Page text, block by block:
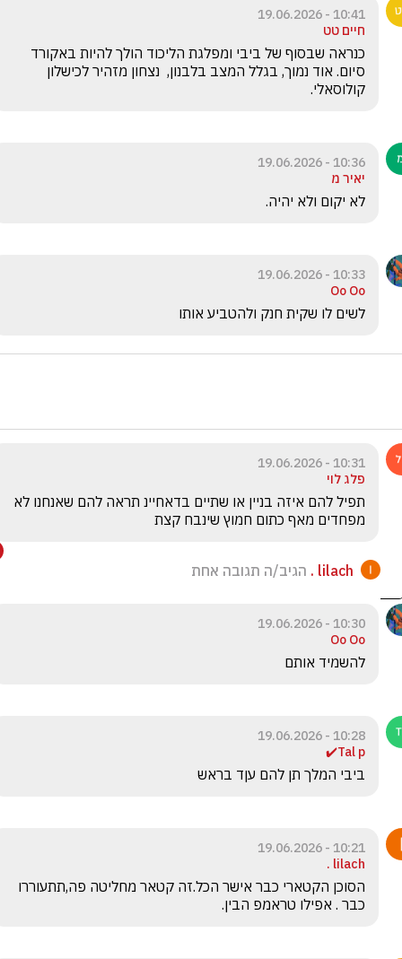
10:41 - 19.06.2026
חיים טט
קולוסאלי.
10:36 - 19.06.2026
יאיר מ
לא יקום ולא יהיה.
10:33 - 19.06.2026
Oo Oo
לשים לו שקית חנק ולהטביע אותו
10:31 - 19.06.2026
פלג לוי
מפחדים מאף כתום חמוץ שינבח קצת
lilach . הגיב/ה תגובה אחת
10:30 - 19.06.2026
Oo Oo
להשמיד אותם
10:28 - 19.06.2026
Tal p✔️
ביבי המלך תן להם עןד בראש
10:21 - 19.06.2026
lilach .
כבר . אפילו טראמפ הבין.